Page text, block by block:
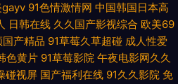
久久网 久久国产熟女精品 日本成人在线
六月花 亚洲国产精品黄色 91草逼视频网
gayv 91色情激情网 中国韩国日本高
日韩在线 久久国产影视综合 欧美69
产精品 91草莓久草超碰 成人性爱
色黄片 91草莓影院 午夜电影网久久
碰视屏 国产福利在线 91久久影院 免